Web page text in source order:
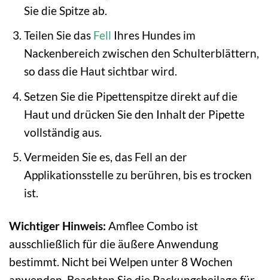
Sie die Spitze ab.
Teilen Sie das Fell Ihres Hundes im
Nackenbereich zwischen den Schulterblättern,
so dass die Haut sichtbar wird.
Setzen Sie die Pipettenspitze direkt auf die
Haut und drücken Sie den Inhalt der Pipette
vollständig aus.
Vermeiden Sie es, das Fell an der
Applikationsstelle zu berühren, bis es trocken
ist.
Wichtiger Hinweis: Amflee Combo ist
ausschließlich für die äußere Anwendung
bestimmt. Nicht bei Welpen unter 8 Wochen